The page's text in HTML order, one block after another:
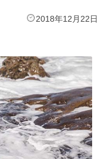
2018年12月22日